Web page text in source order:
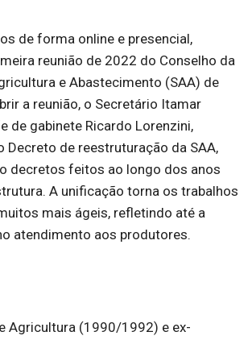
de forma online e presencial,
reunião de 2022 do Conselho da
e Abastecimento (SAA) de
a reunião, o Secretário Itamar
de gabinete Ricardo Lorenzini,
Decreto de reestruturação da SAA,
decretos feitos ao longo dos anos
A unificação torna os trabalhos
mais ágeis, refletindo até a
atendimento aos produtores.
Agricultura (1990/1992) e ex-